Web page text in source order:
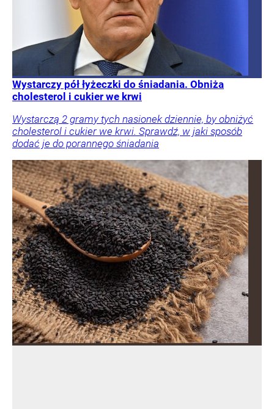
Wystarczy pół łyżeczki do śniadania. Obniża
cholesterol i cukier we krwi
Wystarczą 2 gramy tych nasionek dziennie, by obniżyć
cholesterol i cukier we krwi. Sprawdź, w jaki sposób
dodać je do porannego śniadania